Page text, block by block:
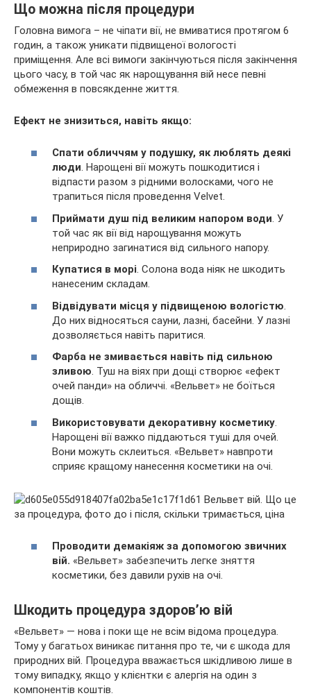
Що можна після процедури
Головна вимога – не чіпати вії, не вмиватися протягом 6
годин, а також уникати підвищеної вологості
приміщення. Але всі вимоги закінчуються після закінчення
цього часу, в той час як нарощування вій несе певні
обмеження в повсякденне життя.
Ефект не знизиться, навіть якщо:
Спати обличчям у подушку, як люблять деякі
люди. Нарощені вії можуть пошкодитися і
відпасти разом з рідними волосками, чого не
трапиться після проведення Velvet.
Приймати душ під великим напором води. У
той час як вії від нарощування можуть
неприродно загинатися від сильного напору.
Купатися в морі. Солона вода ніяк не шкодить
нанесеним складам.
Відвідувати місця у підвищеною вологістю.
До них відносяться сауни, лазні, басейни. У лазні
дозволяється навіть паритися.
Фарба не змивається навіть під сильною
зливою. Туш на віях при дощі створює «ефект
очей панди» на обличчі. «Вельвет» не боїться
дощів.
Використовувати декоративну косметику.
Нарощені вії важко піддаються туші для очей.
Вони можуть склеиться. «Вельвет» навпроти
сприяє кращому нанесення косметики на очі.
Проводити демакіяж за допомогою звичних
вій. «Вельвет» забезпечить легке зняття
косметики, без давили рухів на очі.
Шкодить процедура здоров’ю вій
«Вельвет» — нова і поки ще не всім відома процедура.
Тому у багатьох виникає питання про те, чи є шкода для
природних вій. Процедура вважається шкідливою лише в
тому випадку, якщо у клієнтки є алергія на один з
компонентів коштів.